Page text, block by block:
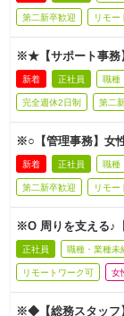
第二新卒歓迎 リモー
※★【サポート事務
新着 正社員 職種
完全週休2日制 第二
※○【管理事務】女
新着 正社員 職種
第二新卒歓迎 リモー
※O 周りを支える♪
正社員 職種・業種未
リモートワーク可 女
※◆【総務スタッフ